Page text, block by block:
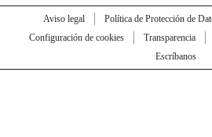
Aviso legal Política de Protección de
Configuración de cookies
Transparencia
Escríbanos